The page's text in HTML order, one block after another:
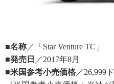
■名称 ／「Star Venture TC」
■発売日 ／2017年8月
■米国参考小売価格 ／26,999